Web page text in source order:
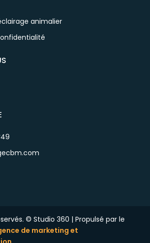
animalier
© Studio 360 | Propulsé par le
de marketing et